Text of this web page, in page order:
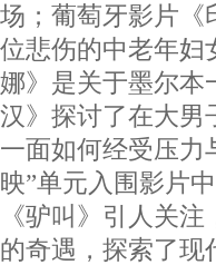
场；葡萄牙影片《
位悲伤的中老年妇
娜》是关于墨尔本
汉》探讨了在大男
一面如何经受压
映”单元入围影片
《驴叫》引人关
的奇遇，探索了